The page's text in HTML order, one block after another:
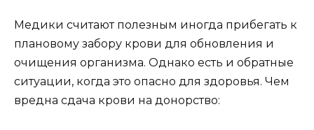
Медики считают полезным иногда прибегать к
плановому забору крови для обновления и
очищения организма. Однако есть и обратные
ситуации, когда это опасно для здоровья. Чем
вредна сдача крови на донорство: